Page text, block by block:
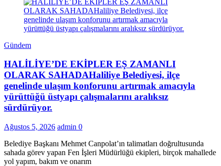
Gündem
HALİLİYE’DE EKİPLER EŞ ZAMANLI
OLARAK SAHADAHaliliye Belediyesi, ilçe
genelinde ulaşım konforunu artırmak amacıyla
yürüttüğü üstyapı çalışmalarını aralıksız
sürdürüyor.
Ağustos 5, 2026 admin 0
Belediye Başkanı Mehmet Canpolat’ın talimatları doğrultusunda
sahada görev yapan Fen İşleri Müdürlüğü ekipleri, birçok mahallede
yol yapım, bakım ve onarım